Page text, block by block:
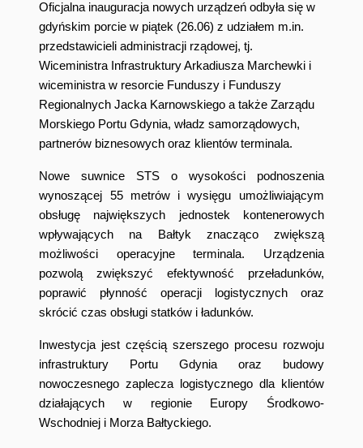
Oficjalna inauguracja nowych urządzeń odbyła się w
gdyńskim porcie w piątek (26.06) z udziałem m.in.
przedstawicieli administracji rządowej, tj.
Wiceministra Infrastruktury Arkadiusza Marchewki i
wiceministra w resorcie Funduszy i Funduszy
Regionalnych Jacka Karnowskiego a także Zarządu
Morskiego Portu Gdynia, władz samorządowych,
partnerów biznesowych oraz klientów terminala.
Nowe suwnice STS o wysokości podnoszenia
wynoszącej 55 metrów i wysięgu umożliwiającym
obsługę największych jednostek kontenerowych
wpływających na Bałtyk znacząco zwiększą
możliwości operacyjne terminala. Urządzenia
pozwolą zwiększyć efektywność przeładunków,
poprawić płynność operacji logistycznych oraz
skrócić czas obsługi statków i ładunków.
Inwestycja jest częścią szerszego procesu rozwoju
infrastruktury Portu Gdynia oraz budowy
nowoczesnego zaplecza logistycznego dla klientów
działających w regionie Europy Środkowo-
Wschodniej i Morza Bałtyckiego.